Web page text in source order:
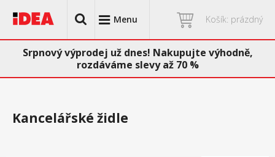
Menu Košík: prázdný
Srpnový výprodej už dnes! Nakupujte výhodně,
rozdáváme slevy až 70 %
Kancelářské židle